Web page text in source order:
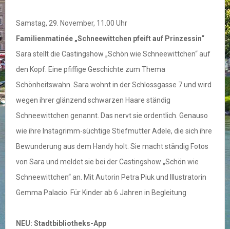
Samstag, 29. November, 11.00 Uhr
Familienmatinée „Schneewittchen pfeift auf Prinzessin“
Sara stellt die Castingshow „Schön wie Schneewittchen“ auf
den Kopf. Eine pfiffige Geschichte zum Thema
Schönheitswahn. Sara wohnt in der Schlossgasse 7 und wird
wegen ihrer glänzend schwarzen Haare ständig
Schneewittchen genannt. Das nervt sie ordentlich. Genauso
wie ihre Instagrimm-süchtige Stiefmutter Adele, die sich ihre
Bewunderung aus dem Handy holt. Sie macht ständig Fotos
von Sara und meldet sie bei der Castingshow „Schön wie
Schneewittchen“ an. Mit Autorin Petra Piuk und Illustratorin
Gemma Palacio. Für Kinder ab 6 Jahren in Begleitung
NEU: Stadtbibliotheks-App